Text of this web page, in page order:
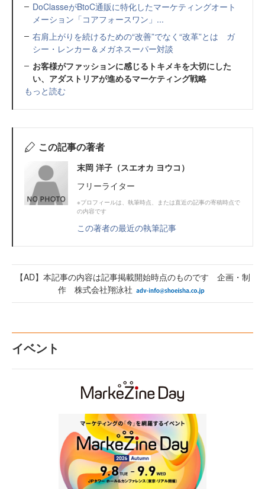
DoClasseがBtoC通販に特化したマーケティングオート
メーション「コアフォースワン」...
右肩上がりを続けるための“改善”でなく“改革”とは ガ
シー・レンカー＆メガネスーパー対談
お客様がファッションに感じるトキメキを大切にした
い、アダストリアが進めるマーケティング戦略
もっと読む
この記事の著者
末岡 洋子（スエオカ ヨウコ）
フリーライター
※プロフィールは、執筆時点、または直近の記事の寄稿時点で
の内容です
この著者の最近の執筆記事
【AD】本記事の内容は記事掲載開始時点のものです 企画・制
作 株式会社翔泳社
イベント